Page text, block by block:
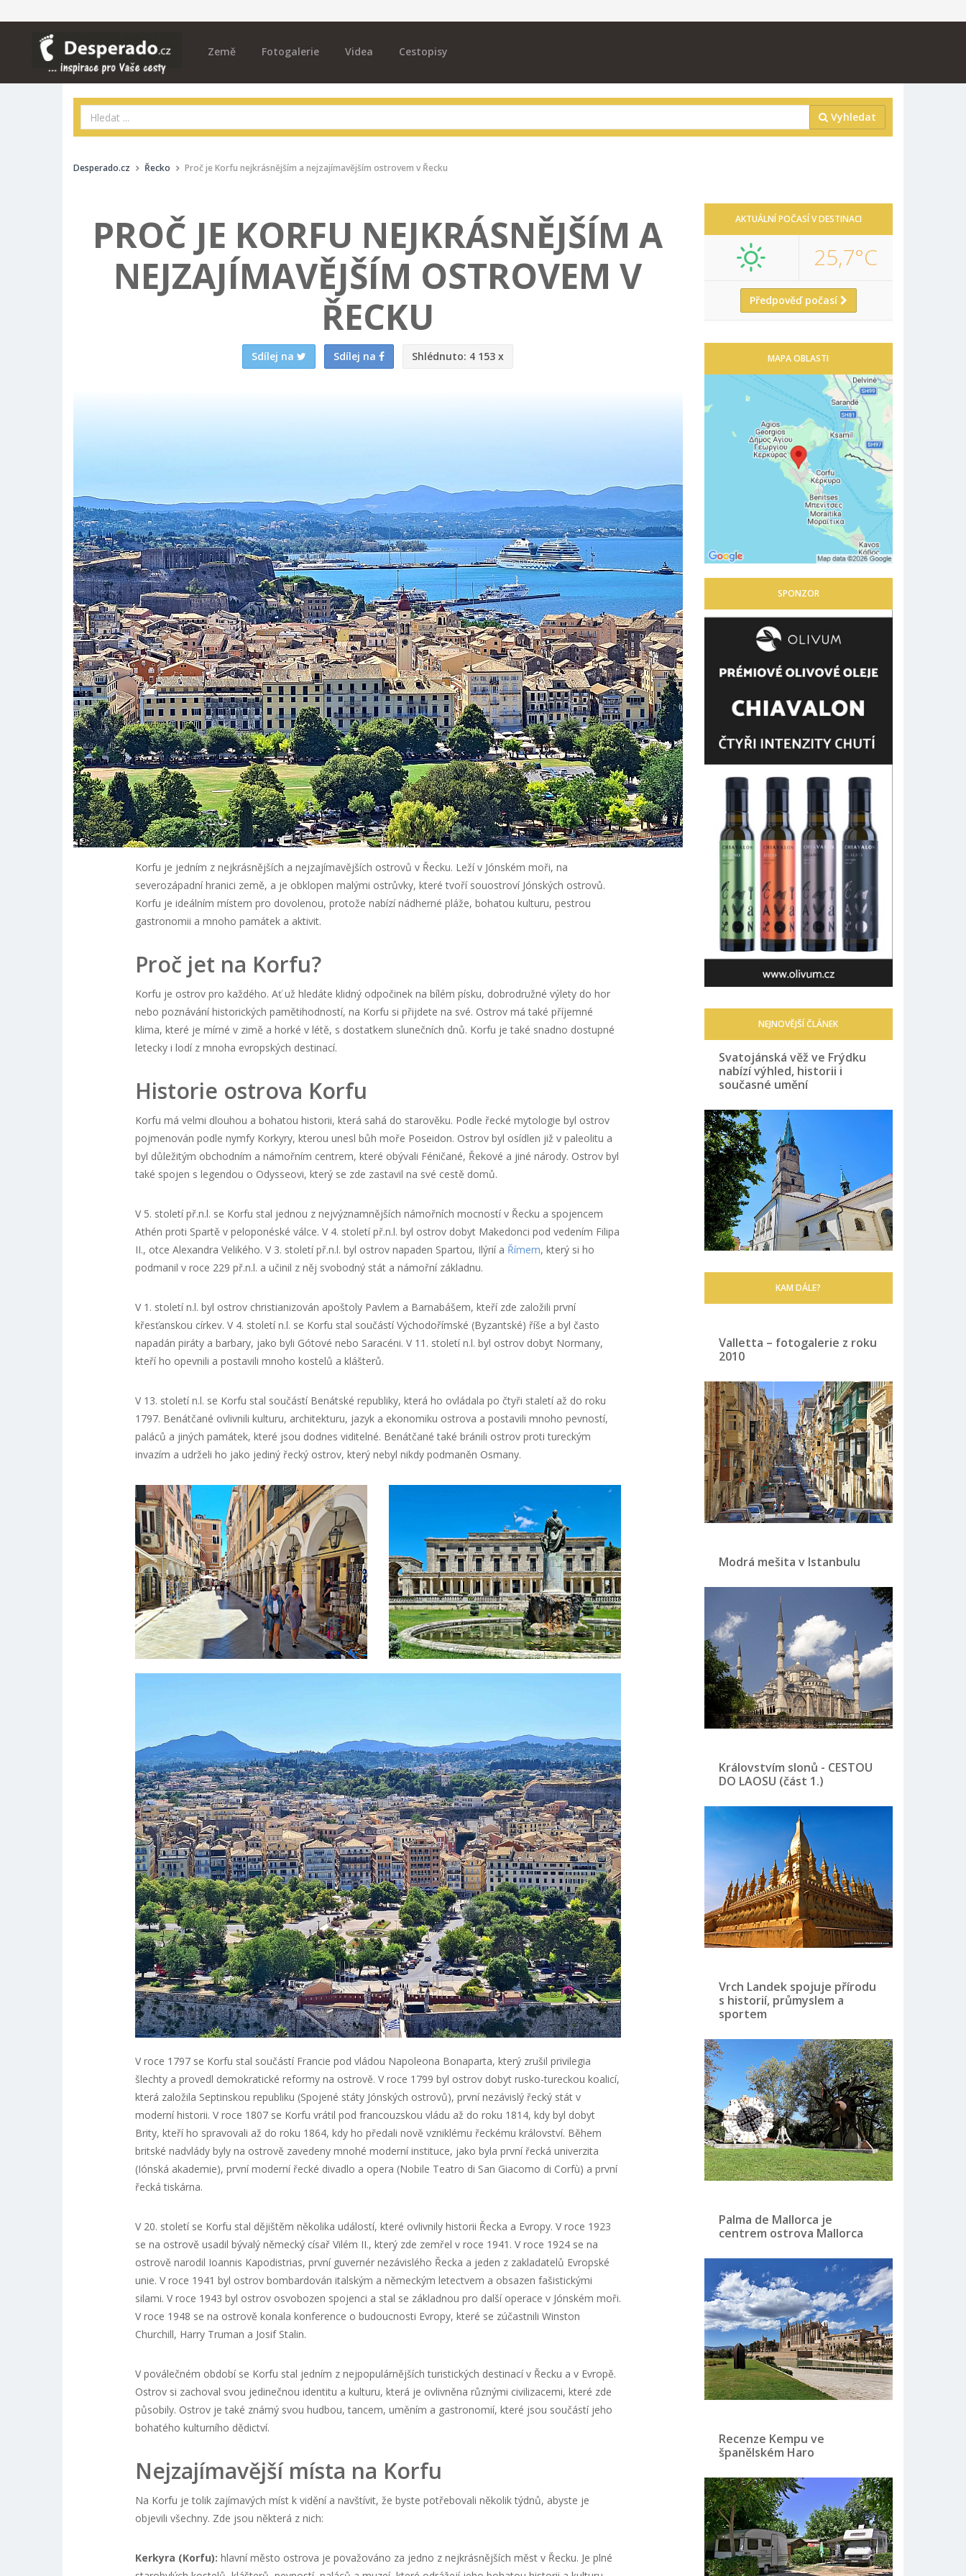
Země Fotogalerie Videa Cestopisy
Vyhledat
Desperado.cz Řecko Proč je Korfu nejkrásnějším a nejzajímavějším ostrovem v Řecku
PROČ JE KORFU NEJKRÁSNĚJŠÍM A
NEJZAJÍMAVĚJŠÍM OSTROVEM V
ŘECKU
Sdílej na Sdílej na Shlédnuto: 4 153 x
Korfu je jedním z nejkrásnějších a nejzajímavějších ostrovů v Řecku. Leží v Jónském moři, na
severozápadní hranici země, a je obklopen malými ostrůvky, které tvoří souostroví Jónských ostrovů.
Korfu je ideálním místem pro dovolenou, protože nabízí nádherné pláže, bohatou kulturu, pestrou
gastronomii a mnoho památek a aktivit.
Proč jet na Korfu?
Korfu je ostrov pro každého. Ať už hledáte klidný odpočinek na bílém písku, dobrodružné výlety do hor
nebo poznávání historických pamětihodností, na Korfu si přijdete na své. Ostrov má také příjemné
klima, které je mírné v zimě a horké v létě, s dostatkem slunečních dnů. Korfu je také snadno dostupné
letecky i lodí z mnoha evropských destinací.
Historie ostrova Korfu
Korfu má velmi dlouhou a bohatou historii, která sahá do starověku. Podle řecké mytologie byl ostrov
pojmenován podle nymfy Korkyry, kterou unesl bůh moře Poseidon. Ostrov byl osídlen již v paleolitu a
byl důležitým obchodním a námořním centrem, které obývali Féničané, Řekové a jiné národy. Ostrov byl
také spojen s legendou o Odysseovi, který se zde zastavil na své cestě domů.
V 5. století př.n.l. se Korfu stal jednou z nejvýznamnějších námořních mocností v Řecku a spojencem
Athén proti Spartě v peloponéské válce. V 4. století př.n.l. byl ostrov dobyt Makedonci pod vedením Filipa
II., otce Alexandra Velikého. V 3. století př.n.l. byl ostrov napaden Spartou, Ilýrií a Římem, který si ho
podmanil v roce 229 př.n.l. a učinil z něj svobodný stát a námořní základnu.
V 1. století n.l. byl ostrov christianizován apoštoly Pavlem a Barnabášem, kteří zde založili první
křesťanskou církev. V 4. století n.l. se Korfu stal součástí Východořímské (Byzantské) říše a byl často
napadán piráty a barbary, jako byli Gótové nebo Saracéni. V 11. století n.l. byl ostrov dobyt Normany,
kteří ho opevnili a postavili mnoho kostelů a klášterů.
V 13. století n.l. se Korfu stal součástí Benátské republiky, která ho ovládala po čtyři staletí až do roku
1797. Benátčané ovlivnili kulturu, architekturu, jazyk a ekonomiku ostrova a postavili mnoho pevností,
paláců a jiných památek, které jsou dodnes viditelné. Benátčané také bránili ostrov proti tureckým
invazím a udrželi ho jako jediný řecký ostrov, který nebyl nikdy podmaněn Osmany.
V roce 1797 se Korfu stal součástí Francie pod vládou Napoleona Bonaparta, který zrušil privilegia
šlechty a provedl demokratické reformy na ostrově. V roce 1799 byl ostrov dobyt rusko-tureckou koalicí,
která založila Septinskou republiku (Spojené státy Jónských ostrovů), první nezávislý řecký stát v
moderní historii. V roce 1807 se Korfu vrátil pod francouzskou vládu až do roku 1814, kdy byl dobyt
Brity, kteří ho spravovali až do roku 1864, kdy ho předali nově vzniklému řeckému království. Během
britské nadvlády byly na ostrově zavedeny mnohé moderní instituce, jako byla první řecká univerzita
(Iónská akademie), první moderní řecké divadlo a opera (Nobile Teatro di San Giacomo di Corfù) a první
řecká tiskárna.
V 20. století se Korfu stal dějištěm několika událostí, které ovlivnily historii Řecka a Evropy. V roce 1923
se na ostrově usadil bývalý německý císař Vilém II., který zde zemřel v roce 1941. V roce 1924 se na
ostrově narodil Ioannis Kapodistrias, první guvernér nezávislého Řecka a jeden z zakladatelů Evropské
unie. V roce 1941 byl ostrov bombardován italským a německým letectvem a obsazen fašistickými
silami. V roce 1943 byl ostrov osvobozen spojenci a stal se základnou pro další operace v Jónském moři.
V roce 1948 se na ostrově konala konference o budoucnosti Evropy, které se zúčastnili Winston
Churchill, Harry Truman a Josif Stalin.
V poválečném období se Korfu stal jedním z nejpopulárnějších turistických destinací v Řecku a v Evropě.
Ostrov si zachoval svou jedinečnou identitu a kulturu, která je ovlivněna různými civilizacemi, které zde
působily. Ostrov je také známý svou hudbou, tancem, uměním a gastronomií, které jsou součástí jeho
bohatého kulturního dědictví.
Nejzajímavější místa na Korfu
Na Korfu je tolik zajímavých míst k vidění a navštívit, že byste potřebovali několik týdnů, abyste je
objevili všechny. Zde jsou některá z nich:
Kerkyra (Korfu): hlavní město ostrova je považováno za jedno z nejkrásnějších měst v Řecku. Je plné
AKTUÁLNÍ POČASÍ V DESTINACI
25,7°C
Předpověď počasí
MAPA OBLASTI
SPONZOR
NEJNOVĚJŠÍ ČLÁNEK
Svatojánská věž ve Frýdku
nabízí výhled, historii i
současné umění
KAM DÁLE?
Valletta – fotogalerie z roku
2010
Modrá mešita v Istanbulu
Královstvím slonů - CESTOU
DO LAOSU (část 1.)
Vrch Landek spojuje přírodu
s historií, průmyslem a
sportem
Palma de Mallorca je
centrem ostrova Mallorca
Recenze Kempu ve
španělském Haro